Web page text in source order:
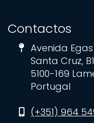
Contactos
Avenida
Santa Cruz,
5100-169
Portugal
(+351) 964